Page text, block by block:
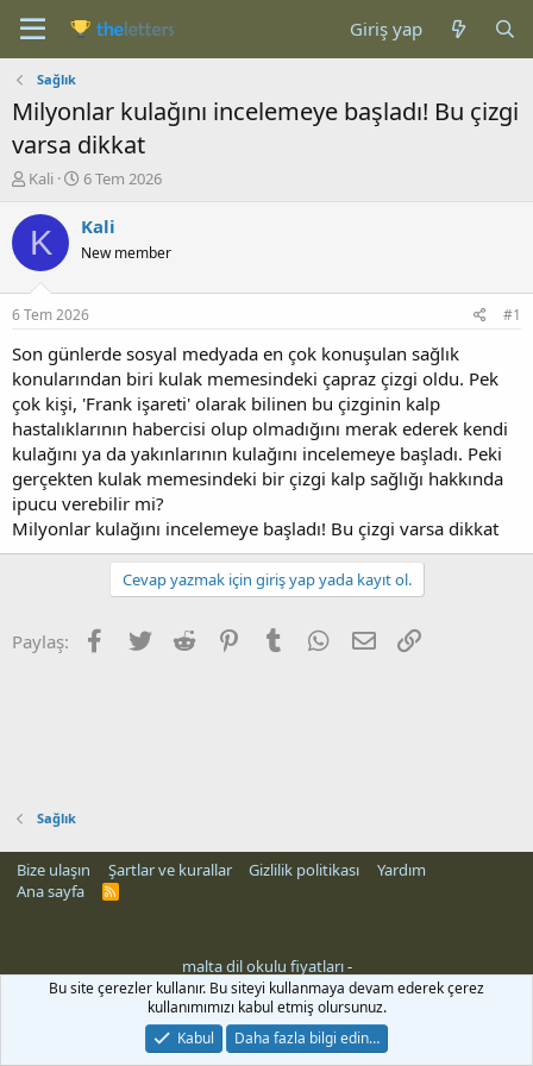
Giriş yap
Sağlık
Milyonlar kulağını incelemeye başladı! Bu çizgi
varsa dikkat
K
n
b
u
u
b
a
l
a
t
a
n
Kali
B
ş
a
g
ı
ç
a
r
i
h
i
6 Tem 2026
K Kali
New member
6 Tem 2026 #1
Son günlerde sosyal medyada en çok konuşulan sağlık
konularından biri kulak memesindeki çapraz çizgi oldu. Pek
çok kişi, 'Frank işareti' olarak bilinen bu çizginin kalp
hastalıklarının habercisi olup olmadığını merak ederek kendi
kulağını ya da yakınlarının kulağını incelemeye başladı. Peki
gerçekten kulak memesindeki bir çizgi kalp sağlığı hakkında
ipucu verebilir mi?
Milyonlar kulağını incelemeye başladı! Bu çizgi varsa dikkat
Cevap yazmak için giriş yap yada kayıt ol.
Paylaş: Facebook
Twitter Reddit PinterestTumblr WhatsApp
E-posta
Sağlık
Bize ulaşın Şartlar ve kurallar Gizlilik politikası
Yardım
Ana sayfa
R
malta dil okulu fiyatları-
Bu site çerezler kullanır. Bu siteyi kullanmaya devam ederek çerez
kullanımımızı kabul etmiş olursunuz.
Kabul
Daha fazla bilgi edin…